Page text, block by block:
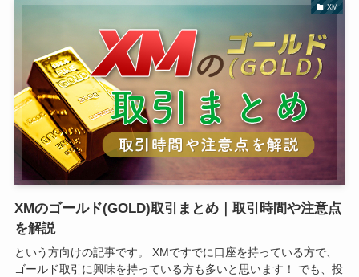
XM
XMのゴールド(GOLD)取引まとめ｜取引時間や注意点
を解説
という方向けの記事です。 XMですでに口座を持っている方で、
ゴールド取引に興味を持っている方も多いと思います！ でも、投